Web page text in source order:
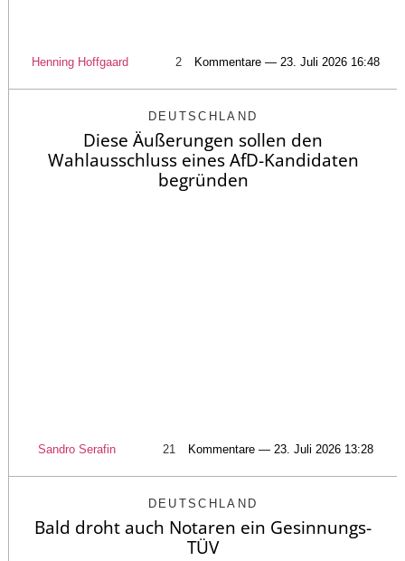
Henning Hoffgaard 2 Kommentare — 23. Juli 2026 16:48
DEUTSCHLAND
Diese Äußerungen sollen den
Wahlausschluss eines AfD-Kandidaten
begründen
Sandro Serafin 21 Kommentare — 23. Juli 2026 13:28
DEUTSCHLAND
Bald droht auch Notaren ein Gesinnungs-
TÜV